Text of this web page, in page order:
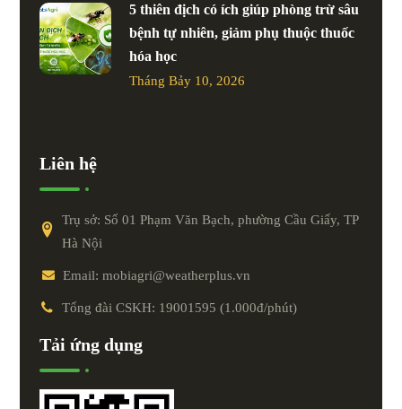
5 thiên địch có ích giúp phòng trừ sâu
bệnh tự nhiên, giảm phụ thuộc thuốc
hóa học
Tháng Bảy 10, 2026
Liên hệ
Trụ sở: Số 01 Phạm Văn Bạch, phường Cầu Giấy, TP
Hà Nội
Email: mobiagri@weatherplus.vn
Tổng đài CSKH: 19001595 (1.000đ/phút)
Tải ứng dụng